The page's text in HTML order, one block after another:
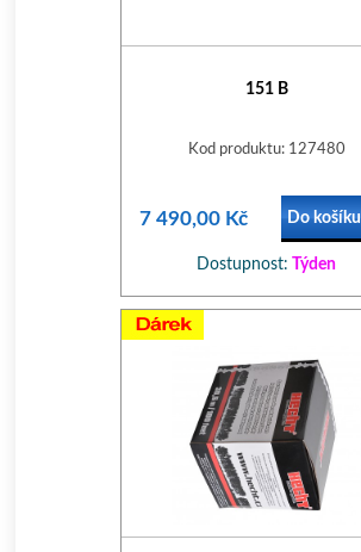
151 B
Kod produktu: 127480
7 490,00 Kč Do košíku
Dostupnost: Týden